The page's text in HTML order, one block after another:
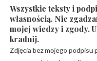
Wszystkie teksty i
własnością. Nie
mojej wiedzy i zgody.
kradnij.
Zdjęcia bez mojego podpisu